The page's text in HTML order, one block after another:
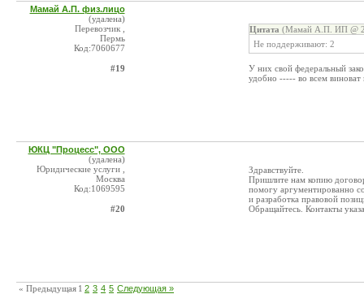
Мамай А.П. физ.лицо
(удалена)
Перевозчик ,
Пермь
Код:7060677
#19
Цитата (Мамай А.П. ИП @
Не поддерживают: 2
У них свой федеральный
удобно ----- во всем виноват
ЮКЦ "Процесс", ООО
(удалена)
Юридические услуги ,
Москва
Код:1069595
#20
Здравствуйте.
Пришлите нам копию
помогу аргументированно
и разработка правовой
Обращайтесь. Контакты
« Предыдущая 1 2 3 4 5 Следующая »